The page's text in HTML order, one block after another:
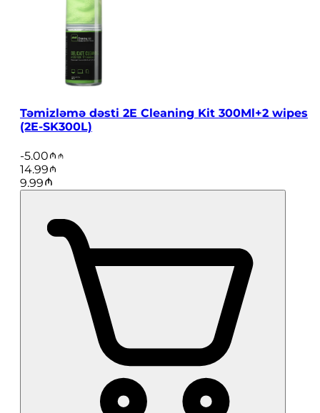
Təmizləmə dəsti 2E Cleaning Kit 300Ml+2 wipes
(2E-SK300L)
-5.00
14.99
9.99